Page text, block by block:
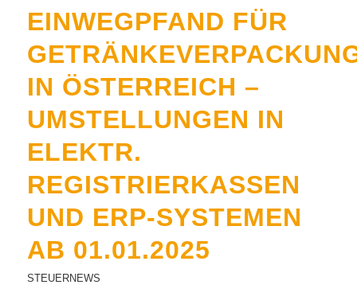
EINWEGPFAND FÜR
IN ÖSTERREICH –
UMSTELLUNGEN IN
ELEKTR.
REGISTRIERKASSEN
UND ERP-SYSTEMEN
AB 01.01.2025
STEUERNEWS